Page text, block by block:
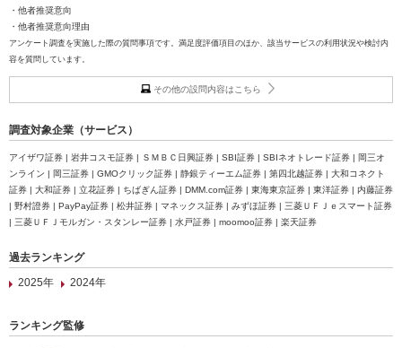
・他者推奨意向
・他者推奨意向理由
アンケート調査を実施した際の質問事項です。満足度評価項目のほか、該当サービスの利用状況や検討内
容を質問しています。
その他の設問内容はこちら
調査対象企業（サービス）
アイザワ証券 | 岩井コスモ証券 | ＳＭＢＣ日興証券 | SBI証券 | SBIネオトレード証券 | 岡三オ
ンライン | 岡三証券 | GMOクリック証券 | 静銀ティーエム証券 | 第四北越証券 | 大和コネクト
証券 | 大和証券 | 立花証券 | ちばぎん証券 | DMM.com証券 | 東海東京証券 | 東洋証券 | 内藤証券
| 野村證券 | PayPay証券 | 松井証券 | マネックス証券 | みずほ証券 | 三菱ＵＦＪｅスマート証券
| 三菱ＵＦＪモルガン・スタンレー証券 | 水戸証券 | moomoo証券 | 楽天証券
過去ランキング
2025年
2024年
ランキング監修